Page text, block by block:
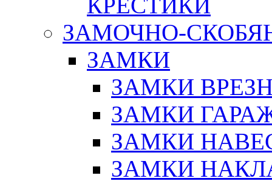
КРЕСТИКИ
ЗАМОЧНО-
ЗАМКИ
ЗАМКИ
ЗАМКИ
ЗАМКИ
ЗАМКИ